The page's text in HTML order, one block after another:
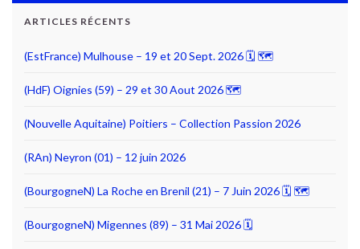
ARTICLES RÉCENTS
(EstFrance) Mulhouse – 19 et 20 Sept. 2026 🗓 🗺
(HdF) Oignies (59) – 29 et 30 Aout 2026 🗺
(Nouvelle Aquitaine) Poitiers – Collection Passion 2026
(RAn) Neyron (01) – 12 juin 2026
(BourgogneN) La Roche en Brenil (21) – 7 Juin 2026 🗓 🗺
(BourgogneN) Migennes (89) – 31 Mai 2026 🗓